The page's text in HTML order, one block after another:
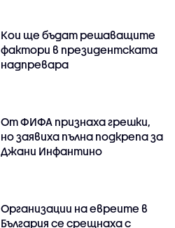
Кои ще бъдат решаващите
фактори в президентската
надпревара
От ФИФА признаха грешки,
но заявиха пълна подкрепа за
Джани Инфантино
Организации на евреите в
България се срещнаха с